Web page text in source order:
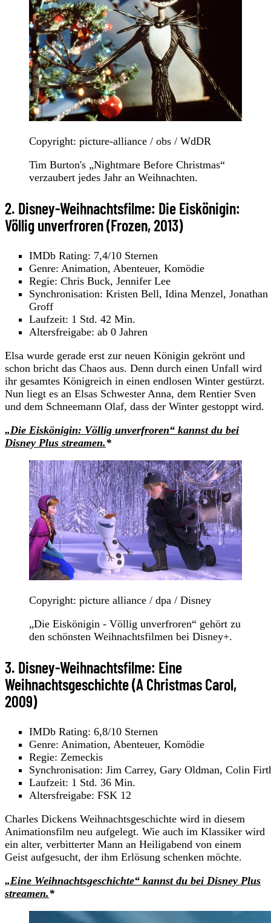
Copyright: picture-alliance / obs / WdDR
Tim Burton's „Nightmare Before Christmas“
verzaubert jedes Jahr an Weihnachten.
2. Disney-Weihnachtsfilme: Die Eiskönigin:
Völlig unverfroren (Frozen, 2013)
IMDb Rating: 7,4/10 Sternen
Genre: Animation, Abenteuer, Komödie
Regie: Chris Buck, Jennifer Lee
Synchronisation: Kristen Bell, Idina Menzel, Jonathan
Groff
Laufzeit: 1 Std. 42 Min.
Altersfreigabe: ab 0 Jahren
Elsa wurde gerade erst zur neuen Königin gekrönt und
schon bricht das Chaos aus. Denn durch einen Unfall wird
ihr gesamtes Königreich in einen endlosen Winter gestürzt.
Nun liegt es an Elsas Schwester Anna, dem Rentier Sven
und dem Schneemann Olaf, dass der Winter gestoppt wird.
„Die Eiskönigin: Völlig unverfroren“ kannst du bei
Disney Plus streamen.*
Copyright: picture alliance / dpa / Disney
„Die Eiskönigin - Völlig unverfroren“ gehört zu
den schönsten Weihnachtsfilmen bei Disney+.
3. Disney-Weihnachtsfilme: Eine
Weihnachtsgeschichte (A Christmas Carol,
2009)
IMDb Rating: 6,8/10 Sternen
Genre: Animation, Abenteuer, Komödie
Regie: Zemeckis
Synchronisation: Jim Carrey, Gary Oldman, Colin
Laufzeit: 1 Std. 36 Min.
Altersfreigabe: FSK 12
Charles Dickens Weihnachtsgeschichte wird in diesem
Animationsfilm neu aufgelegt. Wie auch im Klassiker wird
ein alter, verbitterter Mann an Heiligabend von einem
Geist aufgesucht, der ihm Erlösung schenken möchte.
„Eine Weihnachtsgeschichte“ kannst du bei Disney Plus
streamen.*